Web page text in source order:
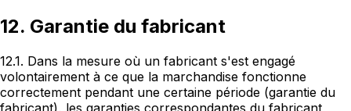
12. Garantie du fabricant
12.1. Dans la mesure où un fabricant s'est engagé
volontairement à ce que la marchandise fonctionne
correctement pendant une certaine période (garantie du
fabricant), les garanties correspondantes du fabricant